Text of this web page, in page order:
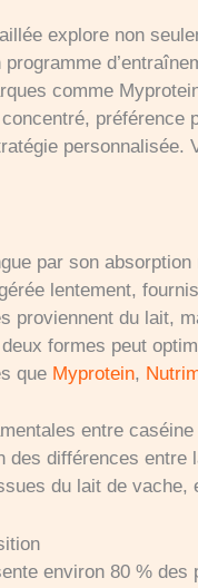
explore non
comme
préférence
personnalisée.
par son
lentement,
proviennent du lait,
deux formes peut
que Myprotein,
entre
des différences entre
du lait de
environ 80 %